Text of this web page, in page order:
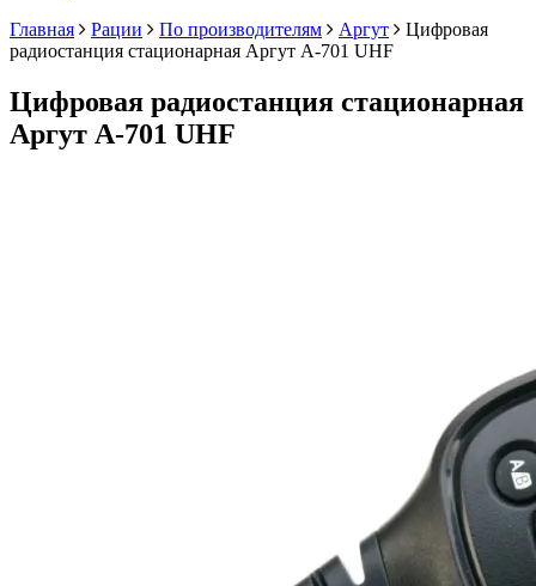
Главная
Рации По производителям Аргут
Цифровая
радиостанция стационарная Аргут А-701 UHF
Цифровая радиостанция стационарная
Аргут А-701 UHF